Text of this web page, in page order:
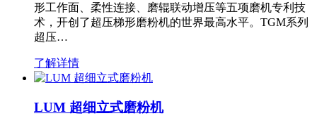
形工作面、柔性连接、磨辊联动增压等五项磨机专利技
术，开创了超压梯形磨粉机的世界最高水平。TGM系列
超压…
了解详情
LUM 超细立式磨粉机